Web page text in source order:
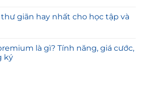
giãn hay nhất cho học tập và
là gì? Tính năng, giá cước,
ký